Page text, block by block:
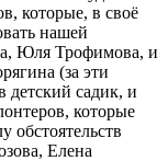
которые, в своё
нашей
Юля Трофимова, и
(за эти
детский садик, и
которые
обстоятельств
Елена